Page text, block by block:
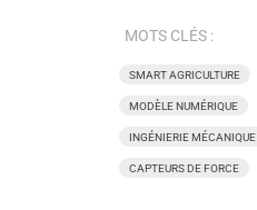
MOTS CLÉS :
SMART AGRICULTURE
MODÈLE NUMÉRIQUE
INGÉNIERIE MÉCANIQUE
CAPTEURS DE FORCE